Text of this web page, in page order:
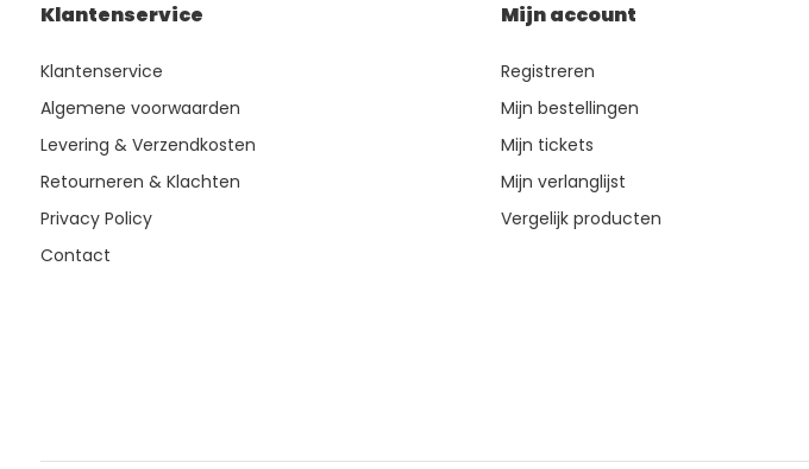
Klantenservice
Klantenservice
Algemene voorwaarden
Levering & Verzendkosten
Retourneren & Klachten
Privacy Policy
Contact
Mijn account
Registreren
Mijn bestellingen
Mijn tickets
Mijn verlanglijst
Vergelijk producten